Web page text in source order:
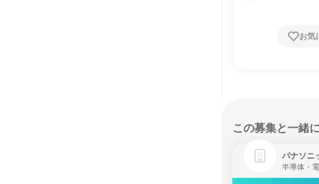
お気
この募集と一緒
パナソニ
半導体・